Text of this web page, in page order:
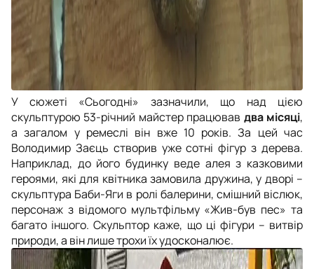
У сюжеті «Сьогодні» зазначили, що над цією
скульптурою 53-річний майстер працював два місяці,
а загалом у ремеслі він вже 10 років. За цей час
Володимир Заєць створив уже сотні фігур з дерева.
Наприклад, до його будинку веде алея з казковими
героями, які для квітника замовила дружина, у дворі –
скульптура Баби-Яги в ролі балерини, смішний віслюк,
персонаж з відомого мультфільму «Жив-був пес» та
багато іншого. Скульптор каже, що ці фігури – витвір
природи, а він лише трохи їх удосконалює.